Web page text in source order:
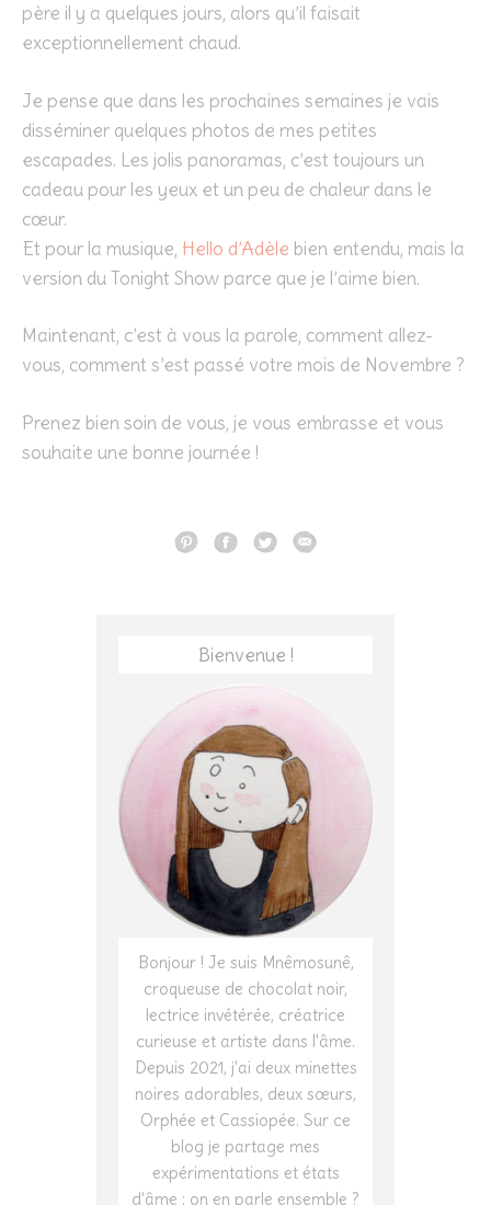
père il y a quelques jours, alors qu’il faisait
exceptionnellement chaud.
Je pense que dans les prochaines semaines je vais
disséminer quelques photos de mes petites
escapades. Les jolis panoramas, c’est toujours un
cadeau pour les yeux et un peu de chaleur dans le
cœur.
Et pour la musique, Hello d’Adèle bien entendu, mais la
version du Tonight Show parce que je l’aime bien.
Maintenant, c’est à vous la parole, comment allez-
vous, comment s’est passé votre mois de Novembre ?
Prenez bien soin de vous, je vous embrasse et vous
souhaite une bonne journée !
Bienvenue !
Bonjour ! Je suis Mnêmosunê,
croqueuse de chocolat noir,
lectrice invétérée, créatrice
curieuse et artiste dans l'âme.
Depuis 2021, j'ai deux minettes
noires adorables, deux sœurs,
Orphée et Cassiopée. Sur ce
blog je partage mes
expérimentations et états
d'âme : on en parle ensemble ?